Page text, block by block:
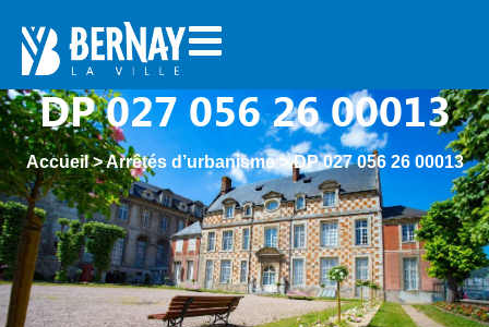
DP 027 056 26 00013
Accueil>Arrêtés d’urbanisme>DP 027 056 26 00013